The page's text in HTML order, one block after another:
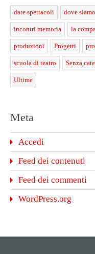
date spettacoli dove siamo
incontri memoria la
produzioni Progetti
scuola di teatro Senza
Ultime
Meta
Accedi
Feed dei contenuti
Feed dei commenti
WordPress.org